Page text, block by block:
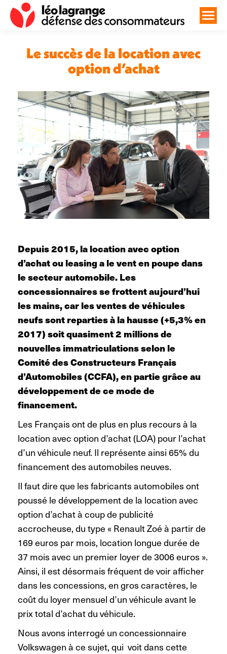
Le succès de la location avec
option d’achat
Depuis 2015, la location avec option
d’achatou leasinga le vent en poupe dans
le secteur automobile. Les
concessionnaires se frottent aujourd’hui
les mains, car les ventes de véhicules
neufs sont reparties à la hausse (+5,3% en
2017) soit quasiment 2 millions de
nouvelles immatriculations selon le
Comité des Constructeurs Français
d’Automobiles (CCFA), en partie grâce au
développement de ce mode de
financement.
Les Français ont de plus en plus recours à la
location avec option d’achat (LOA) pour l’achat
d’un véhicule neuf. Il représente ainsi 65% du
financement des automobiles neuves.
Il faut dire que les fabricants automobiles ont
poussé le développement de la location avec
option d’achat à coup de publicité
accrocheuse, du type « Renault Zoé à partir de
169 euros par mois, location longue durée de
37 mois avec un premier loyer de 3006 euros ».
Ainsi, il est désormais fréquent de voir afficher
dans les concessions, en gros caractères, le
coût du loyer mensuel d’un véhicule avant le
prix total d’achat du véhicule.
Nous avons interrogé un concessionnaire
Volkswagen à ce sujet, qui voit dans cette